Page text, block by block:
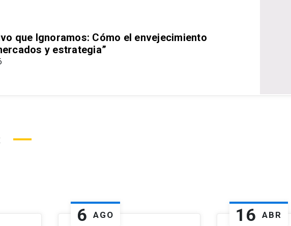
que Ignoramos: Cómo el envejecimiento
y estrategia”
6 AGO 16 ABR